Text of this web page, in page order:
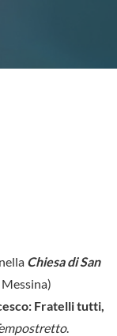
nella Chiesa di San
Fratelli tutti,
.